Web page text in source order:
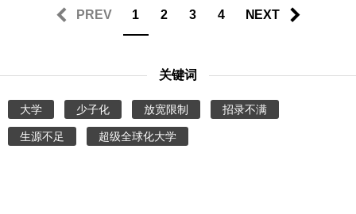
PREV 1 2 3 4 NEXT
关键词
大学 少子化 放宽限制 招录不满
生源不足 超级全球化大学